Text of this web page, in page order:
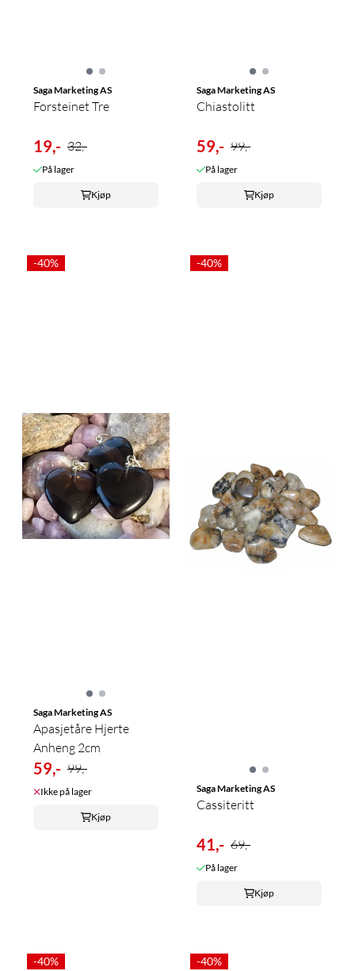
Saga Marketing AS
Forsteinet Tre
19,- 32,-
På lager
Kjøp
Saga Marketing AS
Chiastolitt
59,- 99,-
På lager
Kjøp
-40%
Saga Marketing AS
Apasjetåre Hjerte
Anheng 2cm
59,- 99,-
Ikke på lager
Kjøp
-40%
Saga Marketing AS
Cassiteritt
41,- 69,-
På lager
Kjøp
-40% -40%